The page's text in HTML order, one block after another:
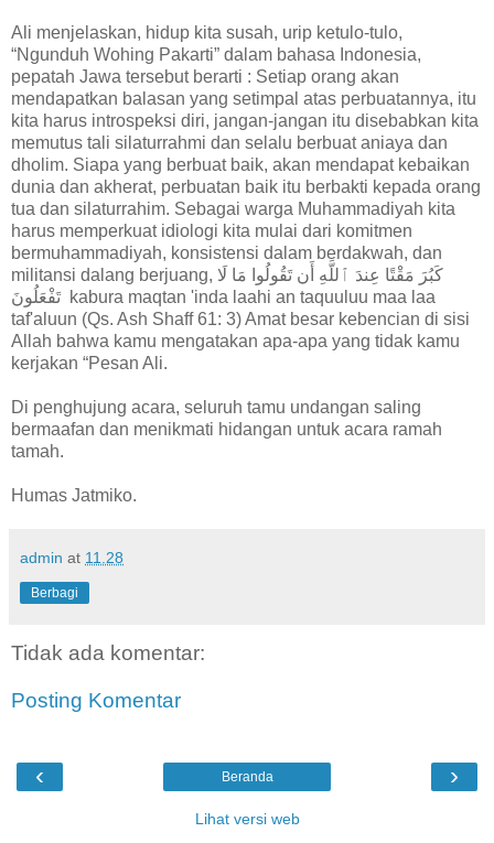
Ali menjelaskan, hidup kita susah, urip ketulo-tulo,
“Ngunduh Wohing Pakarti” dalam bahasa Indonesia,
pepatah Jawa tersebut berarti : Setiap orang akan
mendapatkan balasan yang setimpal atas perbuatannya, itu
kita harus introspeksi diri, jangan-jangan itu disebabkan kita
memutus tali silaturrahmi dan selalu berbuat aniaya dan
dholim. Siapa yang berbuat baik, akan mendapat kebaikan
dunia dan akherat, perbuatan baik itu berbakti kepada orang
tua dan silaturrahim. Sebagai warga Muhammadiyah kita
harus memperkuat idiologi kita mulai dari komitmen
bermuhammadiyah, konsistensi dalam berdakwah, dan
militansi dalang berjuang, كَبُرَ مَقْتًا عِندَ ٱللَّهِ أَن تَقُولُوا مَا لَا
تَفْعَلُونَ kabura maqtan 'inda laahi an taquuluu maa laa
taf'aluun (Qs. Ash Shaff 61: 3) Amat besar kebencian di sisi
Allah bahwa kamu mengatakan apa-apa yang tidak kamu
kerjakan “Pesan Ali.
Di penghujung acara, seluruh tamu undangan saling
bermaafan dan menikmati hidangan untuk acara ramah
tamah.
Humas Jatmiko.
admin at 11.28
Berbagi
Tidak ada komentar:
Posting Komentar
‹ ›
Beranda
Lihat versi web